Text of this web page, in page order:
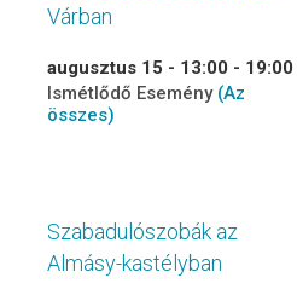
Várban
augusztus 15 - 13:00 - 19:00
Ismétlődő Esemény (Az
összes)
Szabadulószobák az
Almásy-kastélyban